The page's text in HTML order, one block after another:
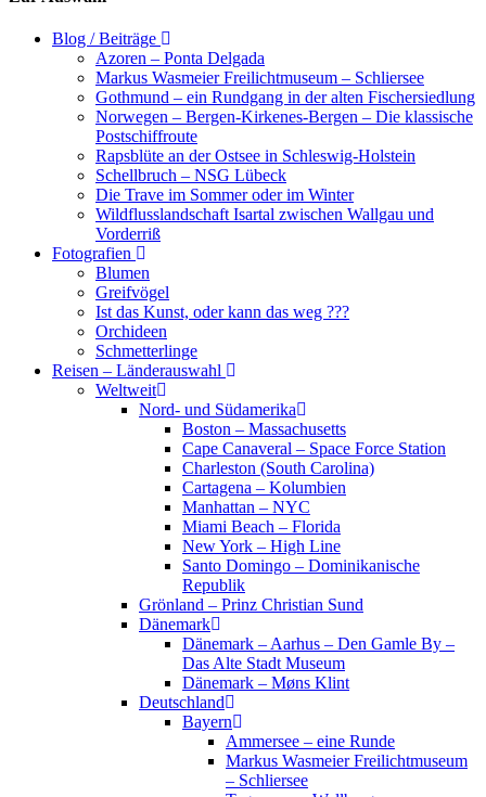
Blog / Beiträge
Azoren – Ponta Delgada
Markus Wasmeier Freilichtmuseum – Schliersee
Gothmund – ein Rundgang in der alten Fischersiedlung
Norwegen – Bergen-Kirkenes-Bergen – Die klassische
Postschiffroute
Rapsblüte an der Ostsee in Schleswig-Holstein
Schellbruch – NSG Lübeck
Die Trave im Sommer oder im Winter
Wildflusslandschaft Isartal zwischen Wallgau und
Vorderriß
Fotografien
Blumen
Greifvögel
Ist das Kunst, oder kann das weg ???
Orchideen
Schmetterlinge
Reisen – Länderauswahl
Weltweit
Nord- und Südamerika
Boston – Massachusetts
Cape Canaveral – Space Force Station
Charleston (South Carolina)
Cartagena – Kolumbien
Manhattan – NYC
Miami Beach – Florida
New York – High Line
Santo Domingo – Dominikanische
Republik
Grönland – Prinz Christian Sund
Dänemark
Dänemark – Aarhus – Den Gamle By –
Das Alte Stadt Museum
Dänemark – Møns Klint
Deutschland
Bayern
Ammersee – eine Runde
Markus Wasmeier Freilichtmuseum
– Schliersee